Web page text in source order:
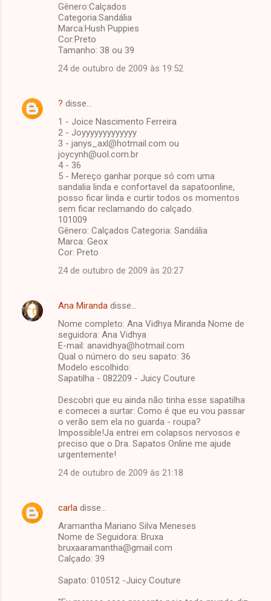
Gênero:Calçados
Categoria:Sandália
Marca:Hush Puppies
Cor:Preto
Tamanho: 38 ou 39
24 de outubro de 2009 às 19:52
? disse…
1 - Joice Nascimento Ferreira
2 - Joyyyyyyyyyyyyy
3 - janys_axl@hotmail.com ou
joycynh@uol.com.br
4 - 36
5 - Mereço ganhar porque só com uma
sandalia linda e confortavel da sapatoonline,
posso ficar linda e curtir todos os momentos
sem ficar reclamando do calçado.
101009
Gênero: Calçados Categoria: Sandália
Marca: Geox
Cor: Preto
24 de outubro de 2009 às 20:27
Ana Miranda disse…
Nome completo: Ana Vidhya Miranda Nome de
seguidora: Ana Vidhya
E-mail: anavidhya@hotmail.com
Qual o número do seu sapato: 36
Modelo escolhido:
Sapatilha - 082209 - Juicy Couture
Descobri que eu ainda não tinha esse sapatilha
e comecei a surtar: Como é que eu vou passar
o verão sem ela no guarda - roupa?
Impossible!Ja entrei em colapsos nervosos e
preciso que o Dra. Sapatos Online me ajude
urgentemente!
24 de outubro de 2009 às 21:18
carla disse…
Aramantha Mariano Silva Meneses
Nome de Seguidora: Bruxa
bruxaaramantha@gmail.com
Calçado: 39
Sapato: 010512 -Juicy Couture